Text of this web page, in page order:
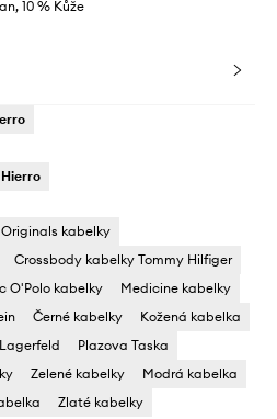
10 % Kůže
kabelky
Crossbody kabelky Tommy Hilfiger
O'Polo kabelky
Medicine kabelky
Černé kabelky
Kožená kabelka
Plazova Taska
Zelené kabelky
Modrá kabelka
Zlaté kabelky